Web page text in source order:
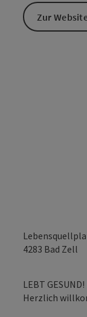
4283 Bad Zell
LEBT
Herzlich
Zur